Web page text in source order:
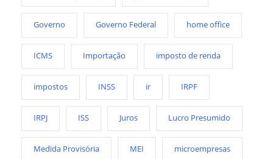
Governo Governo Federal home office
ICMS Importação imposto de renda
impostos INSS ir IRPF
IRPJ ISS Juros Lucro Presumido
Medida Provisória MEI microempresas